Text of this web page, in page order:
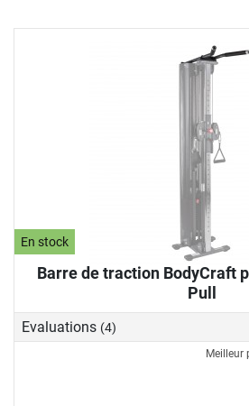
En stock
Barre de traction BodyCraft
Pull
Evaluations (4)
Meilleur